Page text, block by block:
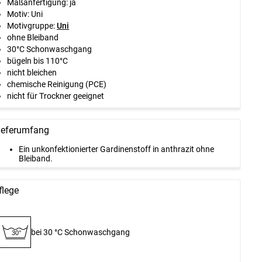
Maßanfertigung: ja
Motiv: Uni
Motivgruppe:Uni
ohne Bleiband
30°C Schonwaschgang
bügeln bis 110°C
nicht bleichen
chemische Reinigung (PCE)
nicht für Trockner geeignet
Ein unkonfektionierter Gardinenstoff in anthrazit ohne
Bleiband.
30° bei 30 °C Schon­waschgang